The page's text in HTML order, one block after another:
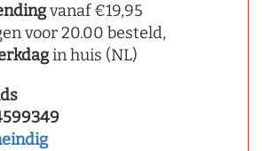
vanaf €19,95
voor 20.00 besteld,
in huis (NL)